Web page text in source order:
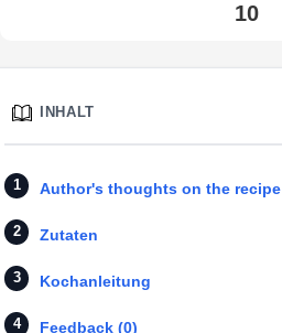
10
INHALT
Author's thoughts on the recipe
Zutaten
Kochanleitung
Feedback (0)